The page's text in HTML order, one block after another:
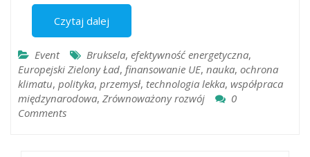
Czytaj dalej
Event Bruksela, efektywność energetyczna,
Europejski Zielony Ład, finansowanie UE, nauka, ochrona
klimatu, polityka, przemysł, technologia lekka, współpraca
międzynarodowa, Zrównoważony rozwój
0
Comments